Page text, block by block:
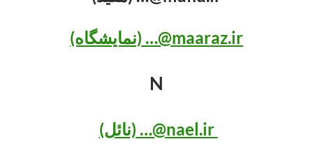
maaraz.ir@… (نمایشگاه)
N
nael.ir@… (نائل)